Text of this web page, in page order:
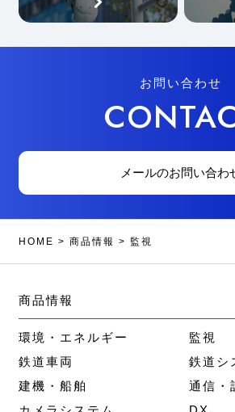
お問い合わせ
メールのお問い合わ
HOME > 商品情報 > 監視
商品情報
環境・エネルギー
監視
鉄道車両
鉄道シ
建機・船舶
通信・